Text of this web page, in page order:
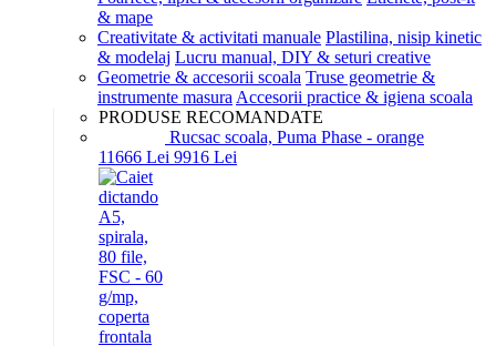
& mape
Creativitate & activitati manuale Plastilina, nisip kinetic
& modelaj Lucru manual, DIY & seturi creative
Geometrie & accesorii scoala Truse geometrie &
instrumente masura Accesorii practice & igiena scoala
PRODUSE RECOMANDATE
Rucsac scoala, Puma Phase - orange
11666 Lei 9916 Lei